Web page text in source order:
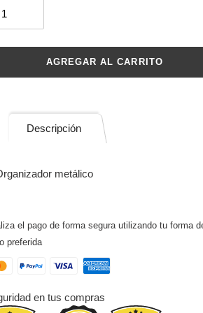
AGREGAR AL CARRITO
Descripción
metálico
el pago de forma segura utilizando tu forma
preferida
en tus compras